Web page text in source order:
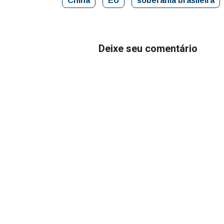
Deixe seu comentário